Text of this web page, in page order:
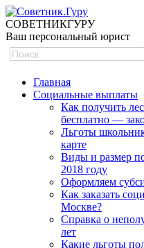
СОВЕТНИКГУРУ
Ваш персональный юрист
Главная
Социальные выплаты
Как получить
бесплатно —
Льготы
карте
Виды и размер
2018 году
Оформляем
Как заказать
Москве?
Справка о
лет
Какие льготы